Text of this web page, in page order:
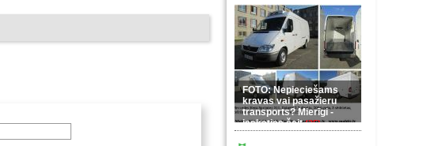
FOTO: Nepieciešams
kravas vai pasažieru
transports? Mierīgi -
ieskaties šeit(35)